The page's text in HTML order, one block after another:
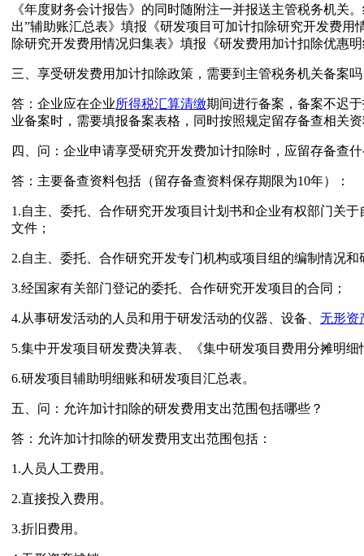
《年度财务会计报告》的同时随附注一并报送主管税务机关
出”辅助账汇总表》填报《研发项目可加计扣除研究开发费
除研究开发费用情况归集表》填报《研发费用加计扣除优惠
三、享受研发费用加计扣除政策，需要到主管税务机关备案
答：企业应在企业所得税汇算清缴期间进行备案，备案不迟
业备案时，需要填报备案表格，同时按照规定留存备查相关
四、问：企业申请享受研究开发费加计扣除时，应留存备查
答：主要备查资料包括（留存备查资料保存期限为10年）：
1.自主、委托、合作研究开发项目计划书和企业有权部门关
文件；
2.自主、委托、合作研究开发专门机构或项目组的编制情况和
3.经国家有关部门登记的委托、合作研究开发项目的合同；
4.从事研发活动的人员和用于研发活动的仪器、设备、 无形资
5.集中开发项目研发费决算表、《集中研发项目费用分摊明
6.研发项目辅助明细账和研发项目汇总表。
五、问：允许加计扣除的研发费用支出范围包括哪些？
答：允许加计扣除的研发费用支出范围包括：
1.人员人工费用。
2.直接投入费用。
3.折旧费用。